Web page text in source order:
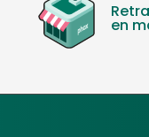
en